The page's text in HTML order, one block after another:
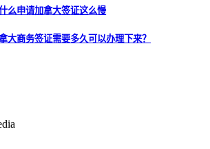
么申请加拿大签证这么慢
大商务签证需要多久可以办理下来？